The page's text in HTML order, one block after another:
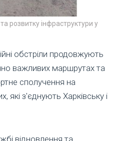
розвитку інфраструктури у
обстріли продовжують
важливих маршрутах та
сполучення на
які з'єднують Харківську і